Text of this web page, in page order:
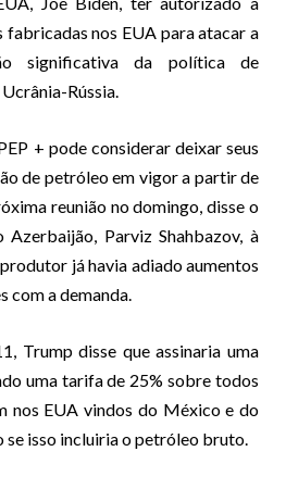
fabricadas nos EUA para atacar a
significativa da política de
Rússia.
+ pode considerar deixar seus
de petróleo em vigor a partir de
reunião no domingo, disse o
Parviz Shahbazov, à
já havia adiado aumentos
com a demanda.
Trump disse que assinaria uma
uma tarifa de 25% sobre todos
nos EUA vindos do México e do
se isso incluiria o petróleo bruto.